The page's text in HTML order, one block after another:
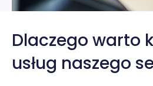
Dlaczego warto
usług naszego